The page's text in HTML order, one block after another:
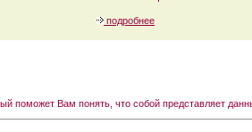
подробнее
поможет Вам понять, что собой представляет